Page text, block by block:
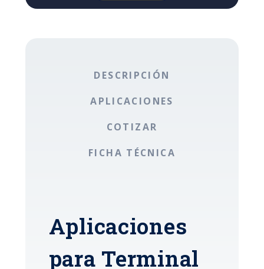
DESCRIPCIÓN
APLICACIONES
COTIZAR
FICHA TÉCNICA
Aplicaciones
para Terminal